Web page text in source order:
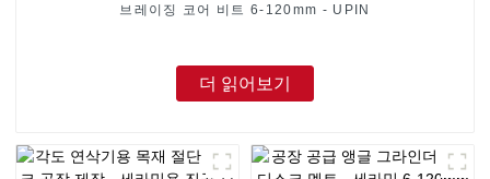
브레이징 코어 비트 6-120mm - UPIN
더 읽어보기